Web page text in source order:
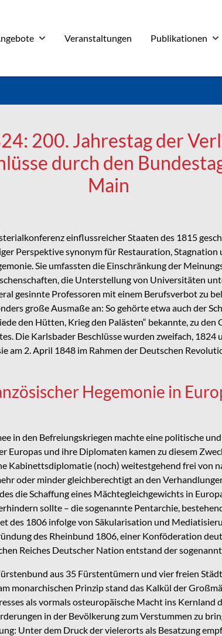
Veranstaltungen Publikationen
200. Jahrestag der
durch den
Main
einflussreicher Staaten des 1815
Perspektive synonym für Restauration,
Sie umfassten die Einschränkung der
die Unterstellung von Universitäten
gesinnte Professoren mit einem Berufsverbot zu
große Ausmaße an: So gehörte etwa auch der
den Hütten, Krieg den Palästen“ bekannte, zu
Die Karlsbader Beschlüsse wurden zweifach, 1824
am 2. April 1848 im Rahmen der Deutschen
Hegemonie in
in den Befreiungskriegen machte eine politische
und ihre Diplomaten kamen zu diesem
Kabinettsdiplomatie (noch) weitestgehend frei von
oder minder gleichberechtigt an den
die Schaffung eines Mächtegleichgewichts in
sollte – die sogenannte Pentarchie,
des 1806 infolge von Säkularisation und
des Rheinbund 1806, einer Konföderation
Reiches Deutscher Nation entstand der
aus 35 Fürstentümern und vier freien
monarchischen Prinzip stand das Kalkül der
als vormals osteuropäische Macht ins Kernland
in der Bevölkerung zum Verstummen zu
Unter dem Druck der vielerorts als Besatzung